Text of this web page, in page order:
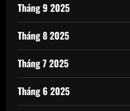
Tháng 9 2025
Tháng 8 2025
Tháng 7 2025
Tháng 6 2025